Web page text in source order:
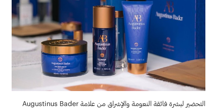
التحضير لبشرة فائقة النعومة والإشراق من علامة Augustinus Bader